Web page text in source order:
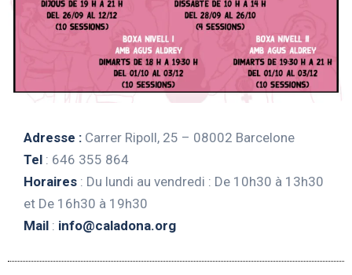
Adresse : Carrer Ripoll, 25 – 08002 Barcelone
Tel : 646 355 864
Horaires : Du lundi au vendredi : De 10h30 à 13h30
et De 16h30 à 19h30
Mail : info@caladona.org